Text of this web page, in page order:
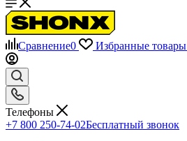
Сравнение0 Избранные товары
Телефоны
+7 800 250-74-02Бесплатный звонок